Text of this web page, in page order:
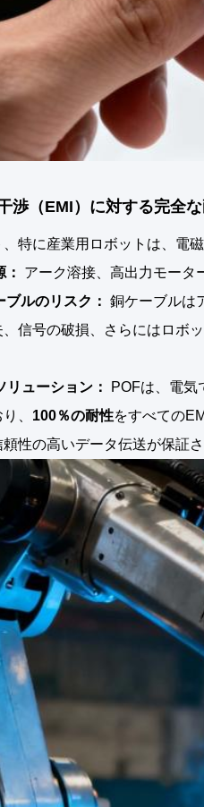
渉（EMI）に対する完全
、特に産業用ロボットは、電
アーク溶接、高出力モータ
ブルのリスク： 銅ケーブルは
、信号の破損、さらにはロボ
リューション：
POFは、電気
、 100％の耐性をすべての
性の高いデータ伝送が保証さ